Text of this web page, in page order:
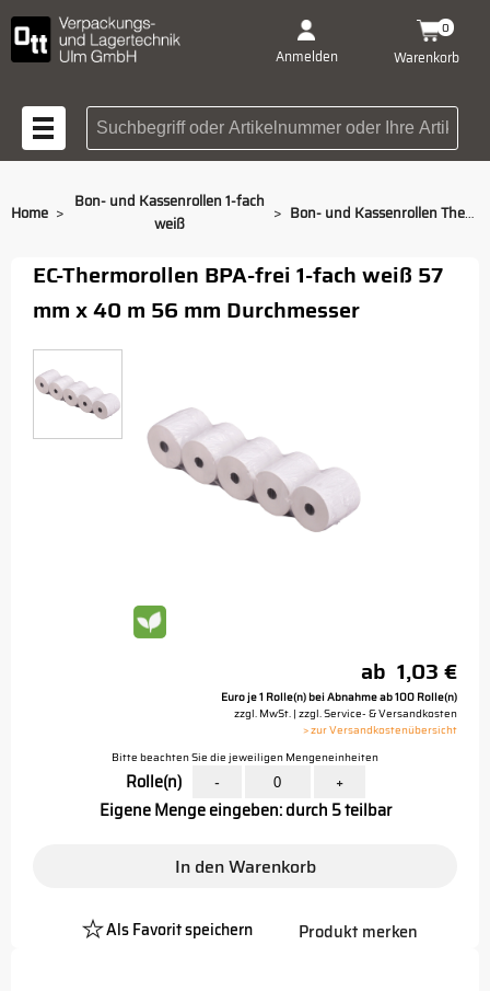
Anmelden Warenkorb
0
Suchbegriff oder
Home > Bon- und Kassenrollen 1-fach
weiß
> Bon- und Kassenrollen Thermorolle 57 mm x 40 m
EC-Thermorollen BPA-frei 1-fach weiß 57
mm x 40 m 56 mm Durchmesser
ab 1,03 €
Euro je 1 Rolle(n) bei Abnahme ab 100 Rolle(n)
zzgl. MwSt. | zzgl. Service- & Versandkosten
> zur Versandkostenübersicht
Bitte beachten Sie die jeweiligen Mengeneinheiten
Rolle(n) - +
Eigene Menge eingeben: durch 5 teilbar
In den Warenkorb
Als Favorit speichern
Platzhalter
Produkt merken